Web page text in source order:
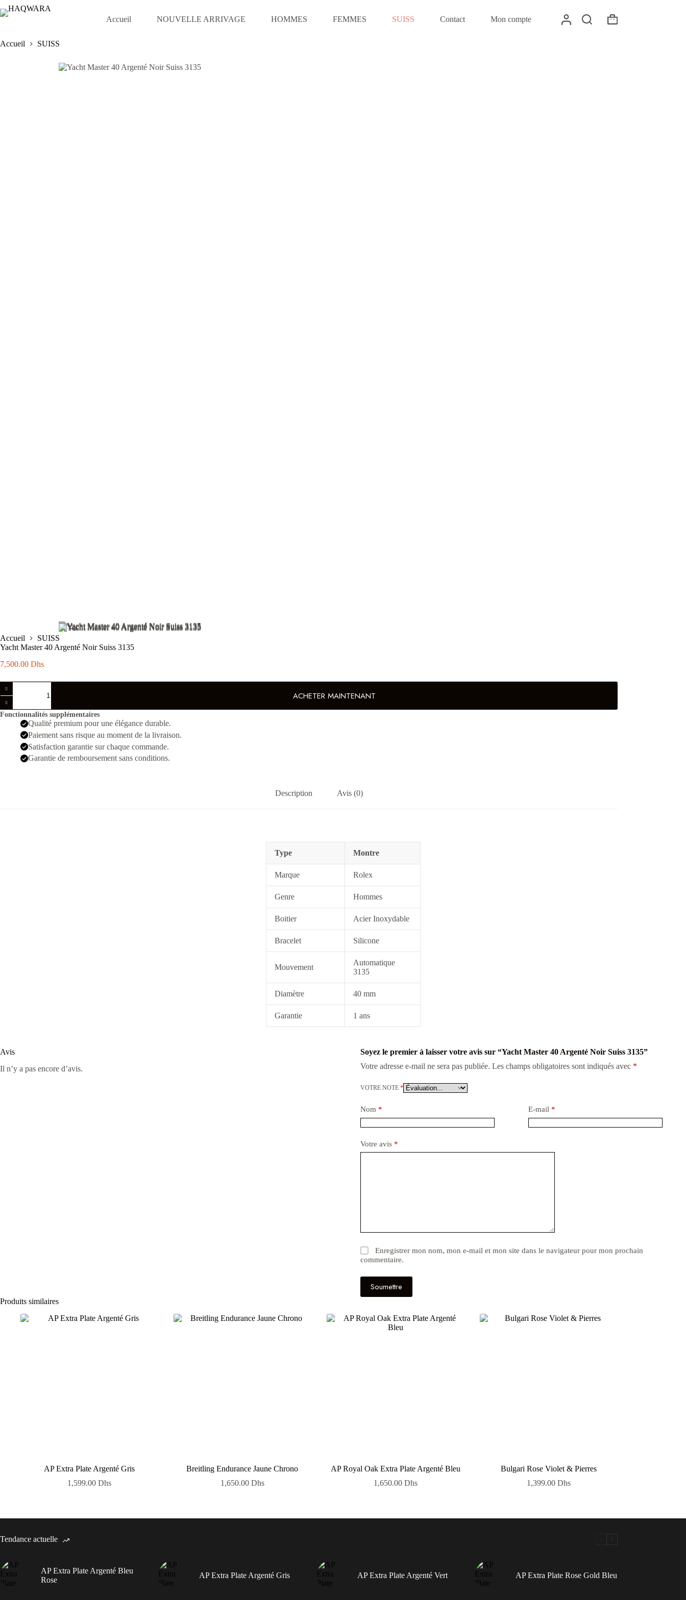
Passer
au
Accueil NOUVELLE ARRIVAGE HOMMES FEMMES SUISS Contact Mon compte
Panier
Accueil
SUISS
Accueil
SUISS
Yacht Master 40 Argenté Noir Suiss 3135
7,500.00 Dhs
de
Yacht
Master
Argenté
ACHETER MAINTENANT
Fonctionnalités supplémentaires
Qualité premium pour une élégance durable.
Paiement sans risque au moment de la livraison.
Satisfaction garantie sur chaque commande.
Garantie de remboursement sans conditions.
Description Avis (0)
Type Montre
Marque Rolex
Genre Hommes
Boitier Acier Inoxydable
Bracelet Silicone
Mouvement
Automatique
3135
Diamètre 40 mm
Garantie 1 ans
Avis
Il n’y a pas encore d’avis.
Soyez le premier à laisser votre avis sur “Yacht Master 40 Argenté Noir Suiss 3135”
Votre adresse e-mail ne sera pas publiée. Les champs obligatoires sont indiqués avec *
VOTRE NOTE *
Nom * E-mail *
Votre avis *
Enregistrer mon nom, mon e-mail et mon site dans le navigateur pour mon prochain
commentaire.
Soumettre
Produits similaires
AP Extra Plate Argenté Gris
1,599.00 Dhs
Breitling Endurance Jaune Chrono
1,650.00 Dhs
AP Royal Oak Extra Plate Argenté Bleu
1,650.00 Dhs
Bulgari Rose Violet & Pierres
1,399.00 Dhs
Tendance actuelle
AP Extra Plate Argenté Bleu
Rose
AP Extra Plate Argenté Gris AP Extra Plate Argenté Vert AP Extra Plate Rose Gold Bleu